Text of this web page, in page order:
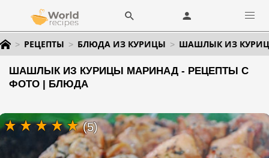
РЕЦЕПТЫ БЛЮДА ИЗ КУРИЦЫ ШАШЛЫК ИЗ
ШАШЛЫК ИЗ КУРИЦЫ МАРИНАД - РЕЦЕПТЫ С
ФОТО | БЛЮДА
(5)